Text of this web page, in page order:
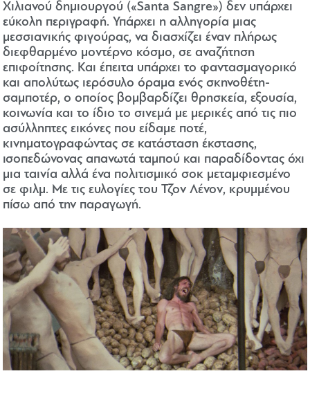
Χιλιανού δημιουργού («Santa Sangre») δεν υπάρχει
εύκολη περιγραφή. Υπάρχει η αλληγορία μιας
μεσσιανικής φιγούρας, να διασχίζει έναν πλήρως
διεφθαρμένο μοντέρνο κόσμο, σε αναζήτηση
επιφοίτησης. Και έπειτα υπάρχει το φαντασμαγορικό
και απολύτως ιερόσυλο όραμα ενός σκηνοθέτη-
σαμποτέρ, ο οποίος βομβαρδίζει θρησκεία, εξουσία,
κοινωνία και το ίδιο το σινεμά με μερικές από τις πιο
ασύλληπτες εικόνες που είδαμε ποτέ,
κινηματογραφώντας σε κατάσταση έκστασης,
ισοπεδώνονας απανωτά ταμπού και παραδίδοντας όχι
μια ταινία αλλά ένα πολιτισμικό σοκ μεταμφιεσμένο
σε φιλμ. Με τις ευλογίες του Τζον Λένον, κρυμμένου
πίσω από την παραγωγή.